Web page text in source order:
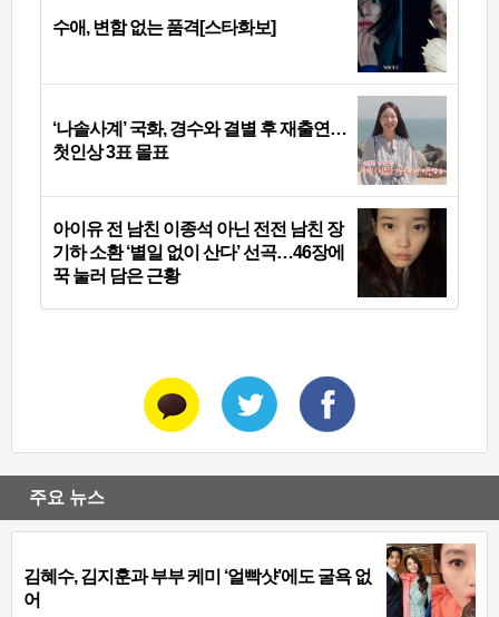
수애, 변함 없는 품격[스타화보]
‘나솔사계’ 국화, 경수와 결별 후 재출연…
첫인상 3표 몰표
아이유 전 남친 이종석 아닌 전전 남친 장
기하 소환 ‘별일 없이 산다’ 선곡…46장에
꾹 눌러 담은 근황
주요 뉴스
김혜수, 김지훈과 부부 케미 ‘얼빡샷’에도 굴욕 없
어